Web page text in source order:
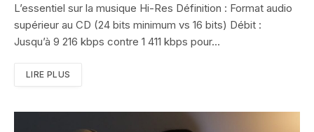
L’essentiel sur la musique Hi-Res Définition : Format audio
supérieur au CD (24 bits minimum vs 16 bits) Débit :
Jusqu’à 9 216 kbps contre 1 411 kbps pour…
LIRE PLUS